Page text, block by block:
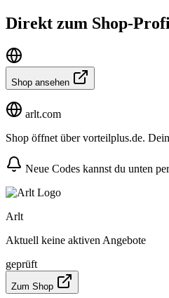
Direkt zum Shop-
Shop ansehen
arlt.com
Shop öffnet über vorteilplus.de.
Neue Codes kannst du unten
Arlt
Aktuell keine aktiven Angebote
geprüft
Zum Shop